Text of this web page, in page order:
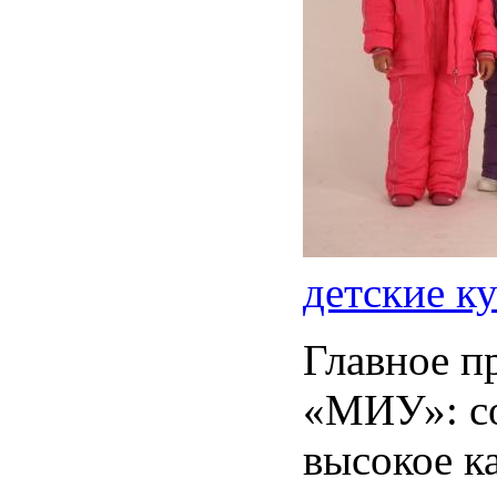
детские
Главное
«МИУ»:
высокое